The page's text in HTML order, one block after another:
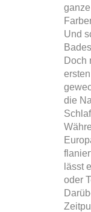
Und
Doch
die
lässt
oder